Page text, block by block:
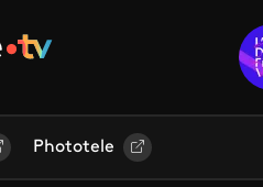
Phototele